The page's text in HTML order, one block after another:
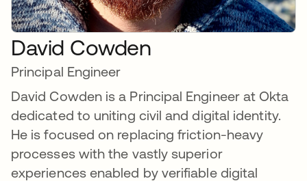
David Cowden
Principal Engineer
David Cowden is a Principal Engineer at Okta
dedicated to uniting civil and digital identity.
He is focused on replacing friction-heavy
processes with the vastly superior
experiences enabled by verifiable digital